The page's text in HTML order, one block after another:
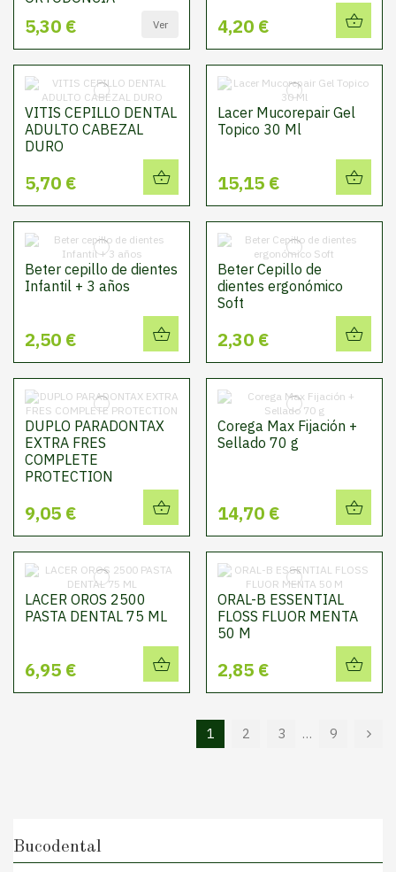
5,30 € Ver 4,20 €
VITIS CEPILLO DENTAL
ADULTO CABEZAL
DURO
5,70 €
Lacer Mucorepair Gel
Topico 30 Ml
15,15 €
Beter cepillo de dientes
Infantil + 3 años
2,50 €
Beter Cepillo de
dientes ergonómico
Soft
2,30 €
DUPLO PARADONTAX
EXTRA FRES
COMPLETE
PROTECTION
9,05 €
Corega Max Fijación +
Sellado 70 g
14,70 €
LACER OROS 2500
PASTA DENTAL 75 ML
6,95 €
ORAL-B ESSENTIAL
FLOSS FLUOR MENTA
50 M
2,85 €
1 2 3 … 9
Bucodental